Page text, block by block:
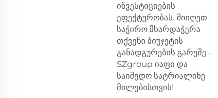
ინვესტიციების
ეფექტურობას. მიიღეთ
საჭირო მხარდაჭერა
თქვენი ბიუჯეტის
განადგურების გარეშე –
SZgroup იაფი და
საიმედო სატრიალინე
მილებისთვის!